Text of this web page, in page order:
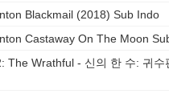
Blackmail (2018) Sub Indo
Castaway On The Moon
The Wrathful - 신의 한 수: 귀수